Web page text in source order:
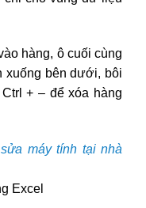
hàng, ô cuối cùng
xuống bên dưới, bôi
+ – để xóa hàng
sửa máy tính tại nhà
Excel